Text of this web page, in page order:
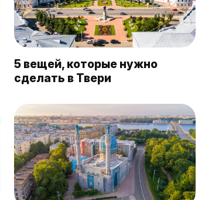
5 вещей, которые нужно
сделать в Твери